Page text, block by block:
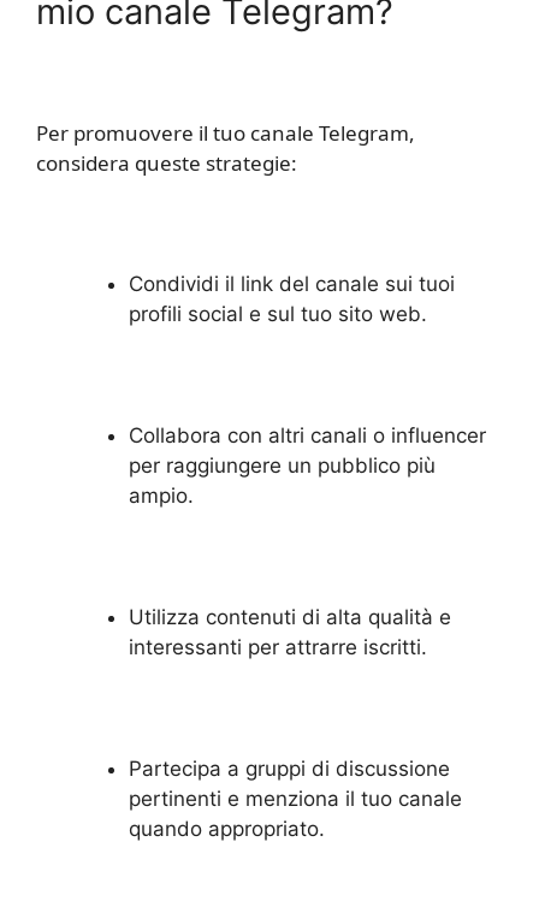
mio canale Telegram?
Per promuovere il tuo canale Telegram,
considera queste strategie:
Condividi il link del canale sui tuoi
profili social e sul tuo sito web.
Collabora con altri canali o influencer
per raggiungere un pubblico più
ampio.
Utilizza contenuti di alta qualità e
interessanti per attrarre iscritti.
Partecipa a gruppi di discussione
pertinenti e menziona il tuo canale
quando appropriato.